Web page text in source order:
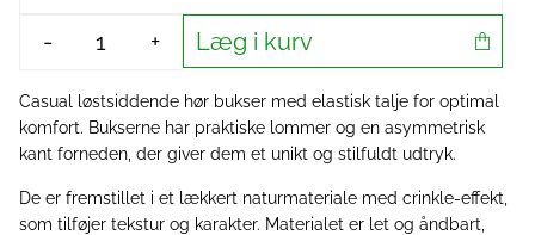
- + Læg i kurv
Casual løstsiddende hør bukser med elastisk talje for optimal
komfort. Bukserne har praktiske lommer og en asymmetrisk
kant forneden, der giver dem et unikt og stilfuldt udtryk.
De er fremstillet i et lækkert naturmateriale med crinkle-effekt,
som tilføjer tekstur og karakter. Materialet er let og åndbart,